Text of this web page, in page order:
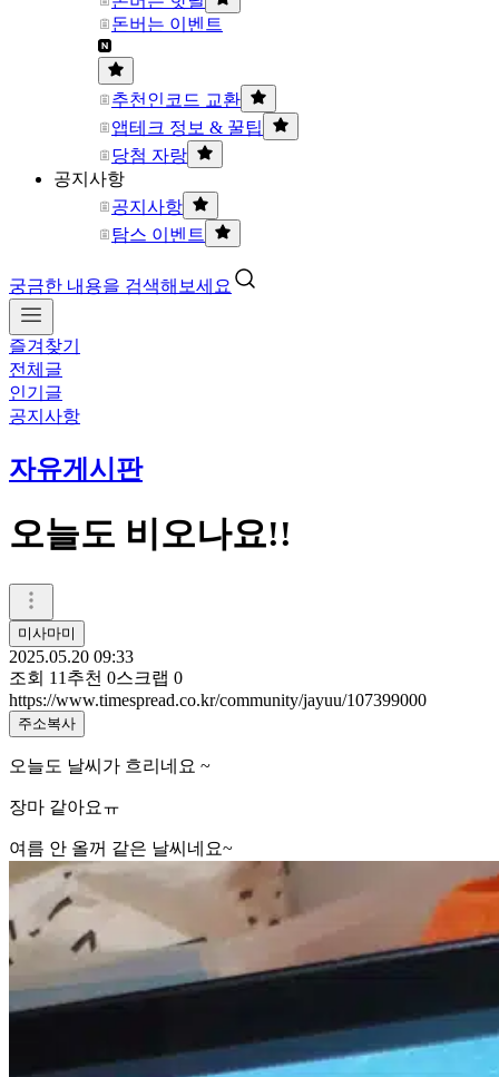
돈버는 이벤트
추천인코드 교환
앱테크 정보 & 꿀팁
당첨 자랑
공지사항
공지사항
탐스 이벤트
궁금한 내용을 검색해보세요
즐겨찾기
전체글
인기글
공지사항
자유게시판
오늘도 비오나요!!
미사마미
2025.05.20 09:33
조회 11 추천 0스크랩 0
https://www.timespread.co.kr/community/jayuu/107399000
주소복사
오늘도 날씨가 흐리네요 ~
장마 같아요ㅠ
여름 안 올꺼 같은 날씨네요~